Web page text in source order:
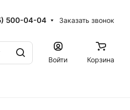
500-04-04 Заказать звонок
Войти
Корзина